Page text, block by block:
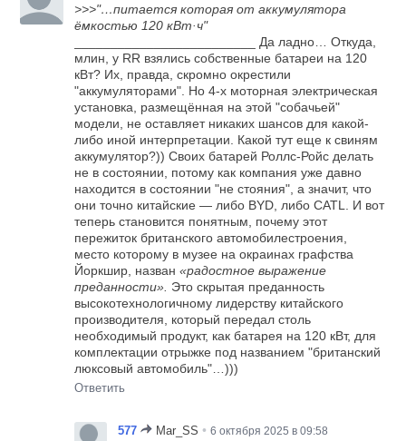
>>>"…питается которая от аккумулятора
ёмкостью 120 кВт·ч"
_________________________ Да ладно… Откуда,
млин, у RR взялись собственные батареи на 120
кВт? Их, правда, скромно окрестили
"аккумуляторами". Но 4-х моторная электрическая
установка, размещённая на этой "собачьей"
модели, не оставляет никаких шансов для какой-
либо иной интерпретации. Какой тут еще к свиням
аккумулятор?)) Своих батарей Роллс-Ройс делать
не в состоянии, потому как компания уже давно
находится в состоянии "не стояния", а значит, что
они точно китайские — либо BYD, либо CATL. И вот
теперь становится понятным, почему этот
пережиток британского автомобилестроения,
место которому в музее на окраинах графства
Йоркшир, назван«радостное выражение
преданности». Это скрытая преданность
высокотехнологичному лидерству китайского
производителя, который передал столь
необходимый продукт, как батарея на 120 кВт, для
комплектации отрыжке под названием "британский
люксовый автомобиль"…)))
Ответить
577 Mar_SS • 6 октября 2025 в 09:58